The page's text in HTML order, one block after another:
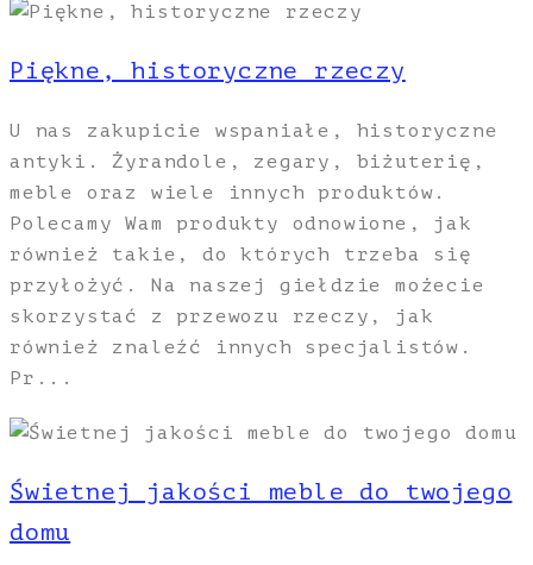
Piękne, historyczne rzeczy
U nas zakupicie wspaniałe, historyczne
antyki. Żyrandole, zegary, biżuterię,
meble oraz wiele innych produktów.
Polecamy Wam produkty odnowione, jak
również takie, do których trzeba się
przyłożyć. Na naszej giełdzie możecie
skorzystać z przewozu rzeczy, jak
również znaleźć innych specjalistów.
Pr...
Świetnej jakości meble do twojego
domu